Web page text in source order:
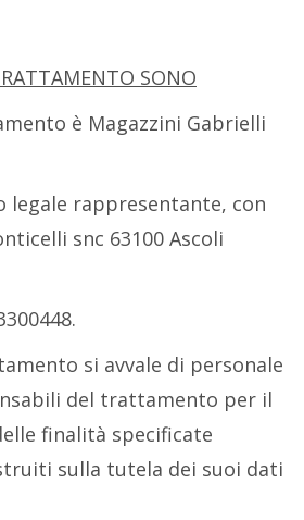
SONO
è Magazzini Gabrielli
legale rappresentante, con
snc 63100 Ascoli
si avvale di personale
del trattamento per il
finalità specificate
sulla tutela dei suoi dati